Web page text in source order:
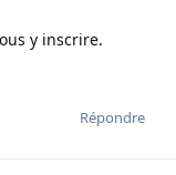
y inscrire.
Répondre